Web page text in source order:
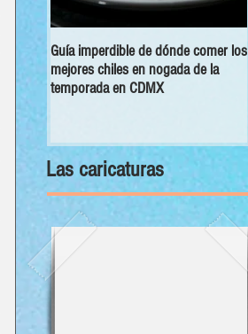
Guía imperdible de dónde comer los
mejores chiles en nogada de la
temporada en CDMX
Las caricaturas